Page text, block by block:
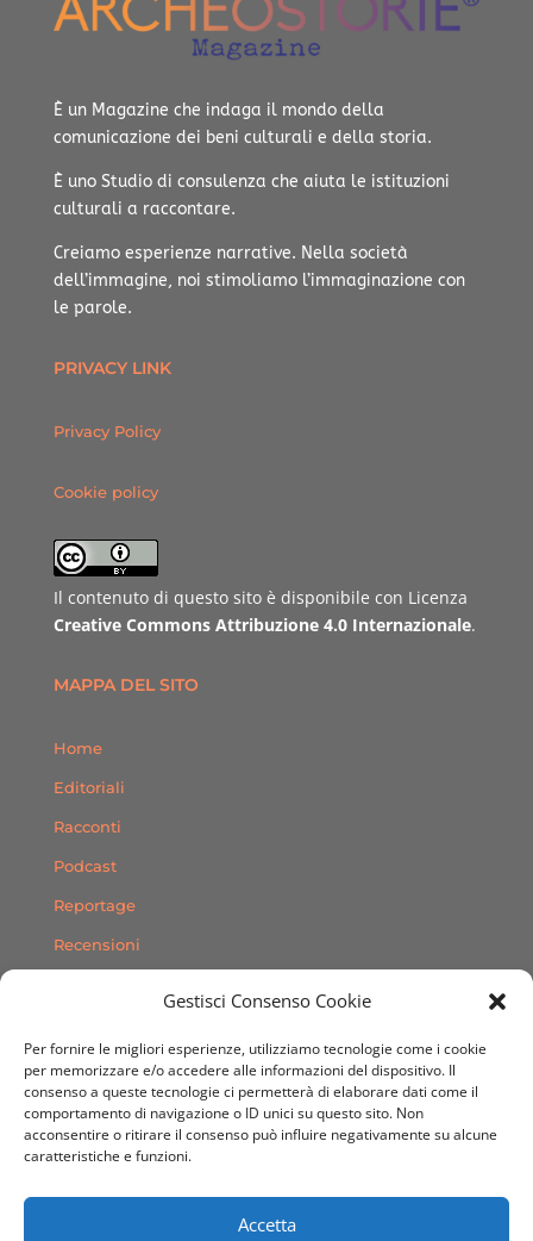
Gestisci Consenso Cookie
Per fornire le migliori esperienze, utilizziamo tecnologie come i cookie
per memorizzare e/o accedere alle informazioni del dispositivo. Il
consenso a queste tecnologie ci permetterà di elaborare dati come il
comportamento di navigazione o ID unici su questo sito. Non
acconsentire o ritirare il consenso può influire negativamente su alcune
caratteristiche e funzioni.
Accetta
È un Magazine che indaga il mondo della
comunicazione dei beni culturali e della storia.
È uno Studio di consulenza che aiuta le istituzioni
culturali a raccontare.
Creiamo esperienze narrative. Nella società
dell’immagine, noi stimoliamo l’immaginazione con
le parole.
PRIVACY LINK
Privacy Policy
Cookie policy
Il contenuto di questo sito è disponibile con Licenza
Creative Commons Attribuzione 4.0 Internazionale.
MAPPA DEL SITO
Home
Editoriali
Racconti
Podcast
Reportage
Recensioni
Contatti
SEGUICI SUI SOCIAL